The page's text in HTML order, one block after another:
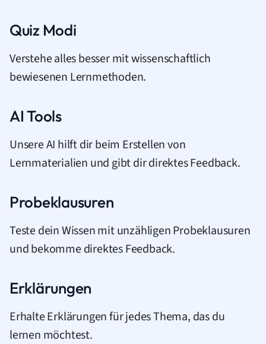
Quiz Modi
Verstehe alles besser mit wissenschaftlich
bewiesenen Lernmethoden.
AI Tools
Unsere AI hilft dir beim Erstellen von
Lernmaterialien und gibt dir direktes Feedback.
Probeklausuren
Teste dein Wissen mit unzähligen Probeklausuren
und bekomme direktes Feedback.
Erklärungen
Erhalte Erklärungen für jedes Thema, das du
lernen möchtest.